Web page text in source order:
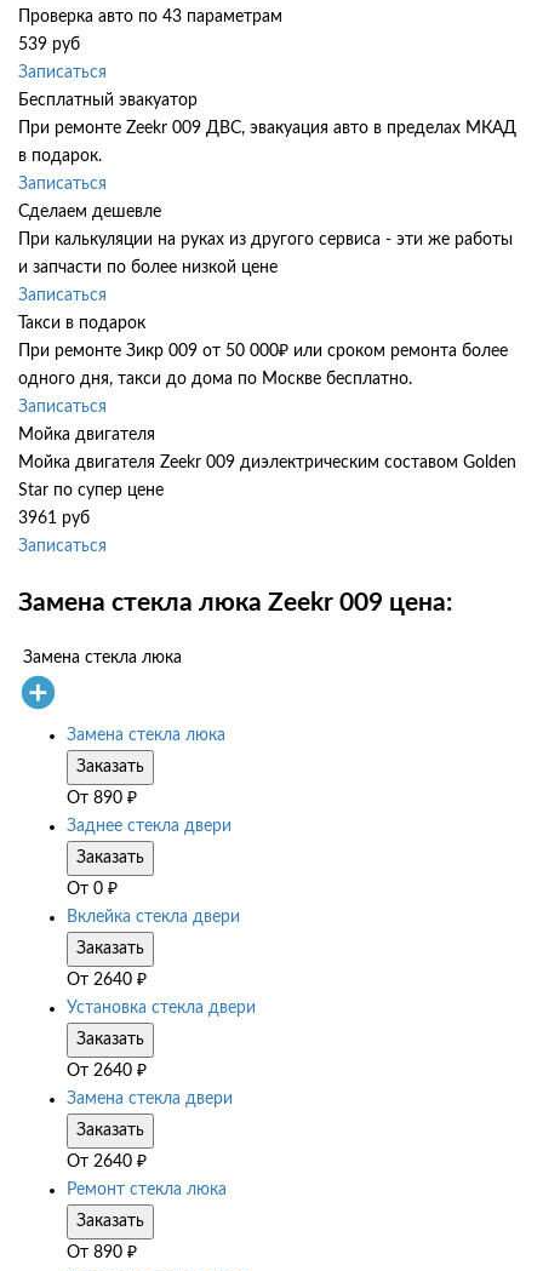
Проверка авто по 43 параметрам
539 руб
Записаться
Бесплатный эвакуатор
При ремонте Zeekr 009 ДВС, эвакуация авто в пределах МКАД
в подарок.
Записаться
Сделаем дешевле
При калькуляции на руках из другого сервиса - эти же работы
и запчасти по более низкой цене
Записаться
Такси в подарок
При ремонте Зикр 009 от 50 000₽ или сроком ремонта более
одного дня, такси до дома по Москве бесплатно.
Записаться
Мойка двигателя
Мойка двигателя Zeekr 009 диэлектрическим составом Golden
Star по супер цене
3961 руб
Записаться
Замена стекла люка Zeekr 009 цена:
Замена стекла люка
Замена стекла люка
Заказать
От 890 ₽
Заднее стекла двери
Заказать
От 0 ₽
Вклейка стекла двери
Заказать
От 2640 ₽
Установка стекла двери
Заказать
От 2640 ₽
Замена стекла двери
Заказать
От 2640 ₽
Ремонт стекла люка
Заказать
От 890 ₽